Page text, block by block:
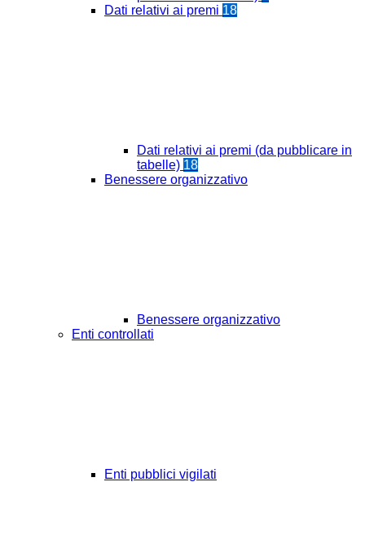
Dati relativi ai premi 18
Dati relativi ai premi (da pubblicare in
tabelle) 18
Benessere organizzativo
Benessere organizzativo
Enti controllati
Enti pubblici vigilati